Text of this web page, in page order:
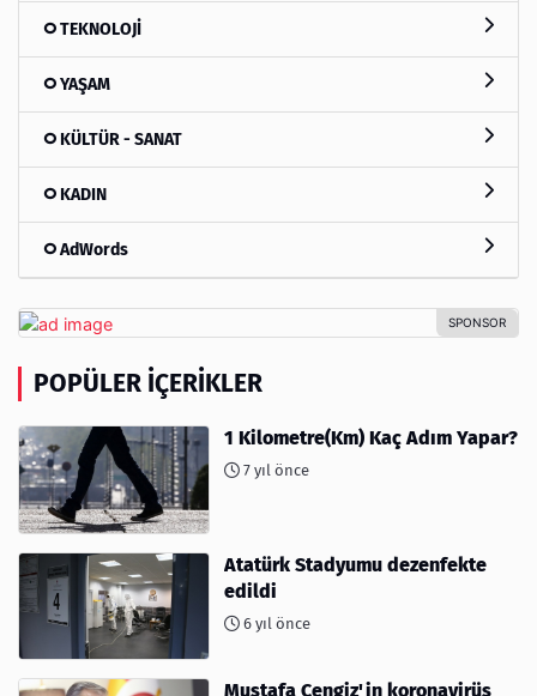
TEKNOLOJİ
YAŞAM
KÜLTÜR - SANAT
KADIN
AdWords
POPÜLER İÇERIKLER
1 Kilometre(Km) Kaç Adım Yapar?
7 yıl önce
Atatürk Stadyumu dezenfekte
edildi
6 yıl önce
Mustafa Cengiz'in koronavirüs